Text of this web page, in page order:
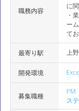
職務内容
に
・
ー
て
最寄り駅 上
開発環境
募集職種
PM
ス